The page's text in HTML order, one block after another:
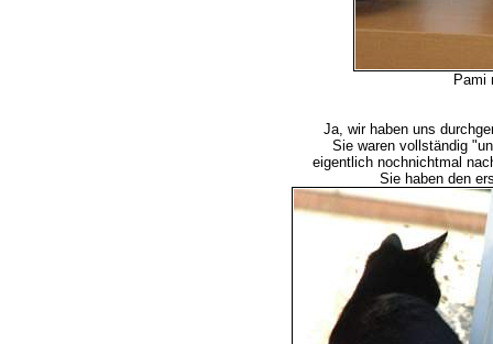
Pami
Ja, wir haben uns
Sie waren vollständig
eigentlich nochnichtmal
Sie haben den